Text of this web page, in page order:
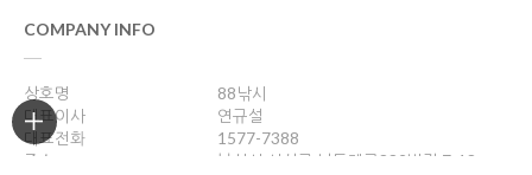
COMPANY INFO
상호명
88낚시
대표이사
연규설
대표전화
1577-7388
주소
부산시 사상구 낙동대로882번길 7-18